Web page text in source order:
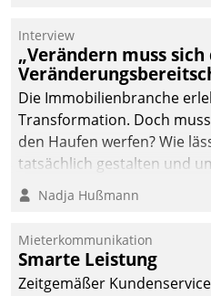
integrieren.
Interview
„Verändern muss sich
Die Immobilienbranche
Transformation. Doch
den Haufen werfen? Wie
tatsächlich gestalten und
Argumente zählen wirklich?
Nadja Hußmann
Mieterkommunikation
Smarte Leistung
Zeitgemäßer